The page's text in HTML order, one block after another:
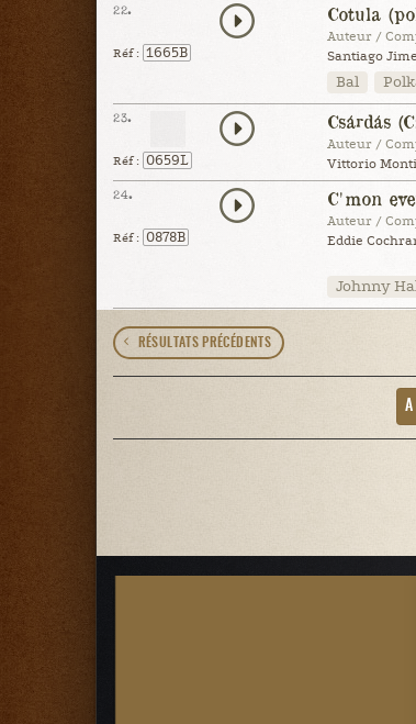
22.
Réf : 1665B
Cotula
Auteur /
Santiago
Bal
23.
Réf : 0659L
Csárdás
Auteur /
Vittorio
24.
Réf : 0878B
C'mon
Auteur /
Eddie
Johnny
RÉSULTATS PRÉCÉDENTS
A